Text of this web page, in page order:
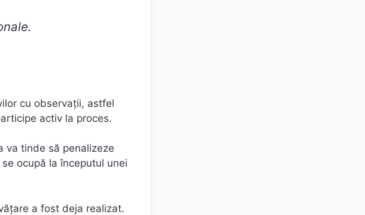
cu observații, astfel
activ la proces.
va tinde să penalizeze
ocupă la începutul unei
a fost deja realizat.